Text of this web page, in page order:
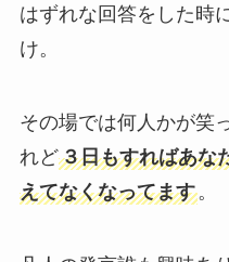
はずれな回答をした時
け。
その場では何人かが笑
れど３日もすればあな
えてなくなってます。